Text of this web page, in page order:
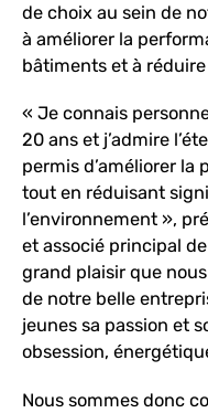
de choix au sein de
à améliorer la
bâtiments et à
« Je connais
20 ans et j’admire
permis d’améliorer la
tout en réduisant
l’environnement »,
et associé principal
grand plaisir que
de notre belle
jeunes sa passion et
obsession,
Nous sommes donc